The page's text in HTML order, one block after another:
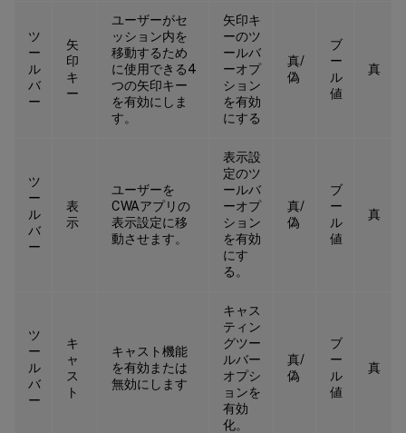
ツ
ー
ル
バ
ー
矢
印
キ
ー
ユーザーがセ
ッション内を
移動するため
に使用できる4
つの矢印キー
を有効にしま
す。
矢印キ
ーのツ
ールバ
ーオプ
ション
を有効
にする
真/
偽
ブ
ー
ル
値
真
ツ
ー
ル
バ
ー
表
示
ユーザーを
CWAアプリの
表示設定に移
動させます。
表示設
定のツ
ールバ
ーオプ
ション
を有効
にす
る。
真/
偽
ブ
ー
ル
値
真
ツ
ー
ル
バ
ー
キ
ャ
ス
ト
キャスト機能
を有効または
無効にします
キャス
ティン
グツー
ルバー
オプシ
ョンを
有効
化。
真/
偽
ブ
ー
ル
値
真